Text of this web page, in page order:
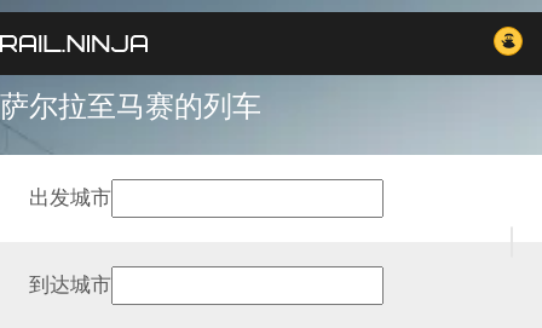
萨尔拉至马赛的列车
出发城市
到达城市